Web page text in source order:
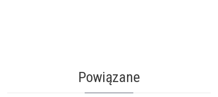
Powiązane